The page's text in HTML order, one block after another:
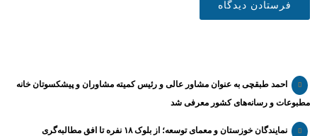
احمد طبقچی به عنوان مشاور عالی و رئیس کمیته مشاوران و پیشکسوتان خانه
مطبوعات و رسانه‌های کشور معرفی شد
نمایندگان خوزستان و معمای توسعه؛ از بلوک ۱۸ نفره تا افق مطالبه‌گری